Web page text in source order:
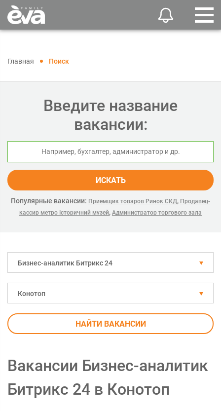
Главная Поиск
Введите название
вакансии:
ИСКАТЬ
Популярные вакансии: Приемщик товаров Ринок СКД, Продавец-
кассир метро Історичний музей, Администратор торгового зала
Бизнес-аналитик Битрикс 24
Конотоп
НАЙТИ ВАКАНСИИ
Вакансии Бизнес-аналитик
Битрикс 24 в Конотоп